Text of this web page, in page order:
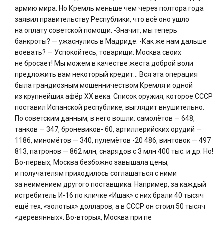
армию мира. Но Кремль меньше чем через полтора года
заявил правительству Республики, что всё оно ушло
на оплату советской помощи. -Значит, мы теперь
банкроты? — ужаснулись в Мадриде. -Как же нам дальше
воевать? — Успокойтесь, товарищи: Москва своих
не бросает! Мы можем в качестве жеста доброй воли
предложить вам некоторый кредит… Вся эта операция
была грандиозным мошенничеством Кремля и одной
из крупнейших афёр ХХ века. Список оружия, которое СССР
поставил Испанской республике, выглядит внушительно.
По советским данным, в него вошли: самолётов — 648,
танков — 347, броневиков- 60, артиллерийских орудий —
1186, миномётов — 340, пулемётов -20 486, винтовок — 497
813, патронов — 862 млн, снарядов с 3 млн 400 тыс. и др. Но!
Во-первых, Москва безбожно завышала цены,
и получателям приходилось соглашаться с ними
за неимением другого поставщика. Например, за каждый
истребитель И-16 по кличке «Ишак» с них брали 40 тысяч
ещё тех, «золотых» долларов, а в СССР он стоил 50 тысяч
«деревянных». Во-вторых, Москва при пе